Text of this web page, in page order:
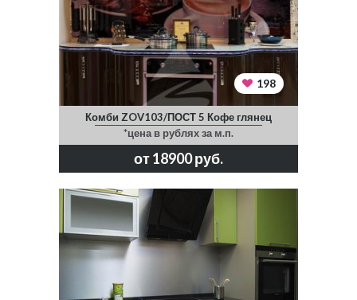
198
Комби ZOV103/ПОСТ 5 Кофе глянец
*цена в рублях за м.п.
от 18900 руб.